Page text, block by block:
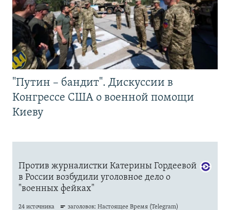
"Путин – бандит". Дискуссии в
Конгрессе США о военной помощи
Киеву